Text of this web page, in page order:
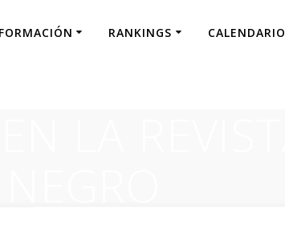
FORMACIÓN RANKINGS CALENDARIO